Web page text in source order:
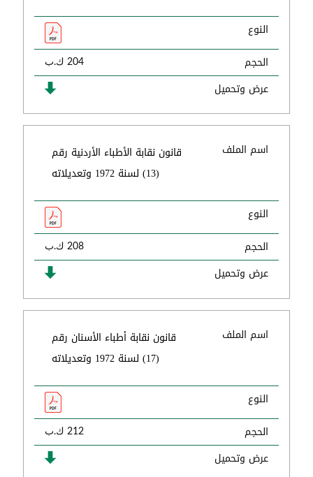
النوع
الحجم
204 ك.ب
عرض وتحميل
اسم الملف
قانون نقابة الأطباء الأردنية رقم
(13) لسنة 1972 وتعديلاته
النوع
الحجم
208 ك.ب
عرض وتحميل
اسم الملف
قانون نقابة أطباء الأسنان رقم
(17) لسنة 1972 وتعديلاته
النوع
الحجم
212 ك.ب
عرض وتحميل